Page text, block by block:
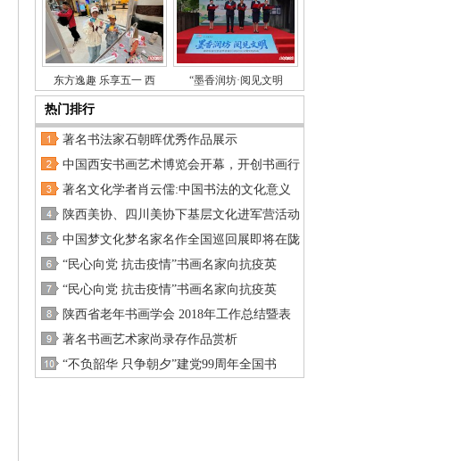
东方逸趣 乐享五一 西 “墨香润坊·阅见文明
热门排行
著名书法家石朝晖优秀作品展示
中国西安书画艺术博览会开幕，开创书画行
著名文化学者肖云儒:中国书法的文化意义
陕西美协、四川美协下基层文化进军营活动
中国梦文化梦名家名作全国巡回展即将在陇
“民心向党 抗击疫情”书画名家向抗疫英
“民心向党 抗击疫情”书画名家向抗疫英
陕西省老年书画学会 2018年工作总结暨表
著名书画艺术家尚录存作品赏析
“不负韶华 只争朝夕”建党99周年全国书